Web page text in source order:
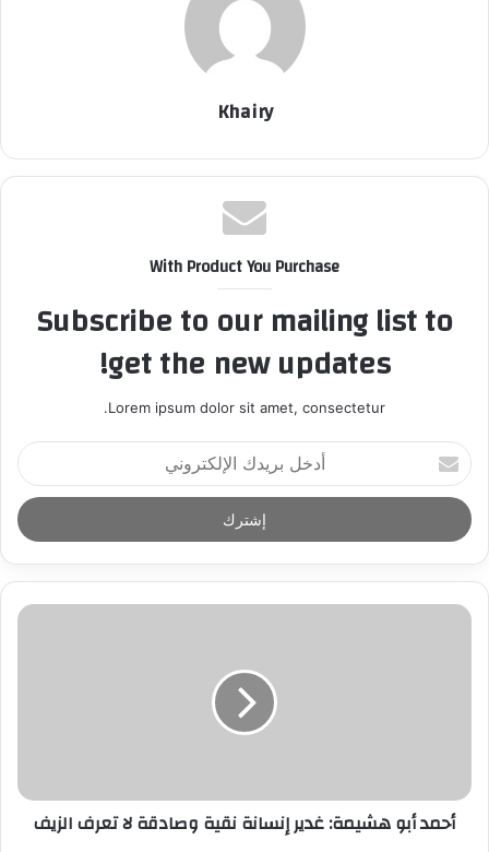
Khairy
With Product You Purchase
Subscribe to our mailing list to
get the new updates!
Lorem ipsum dolor sit amet, consectetur.
أ
د
خ
ل
ر
د
ر
أحمد أبو هشيمة: غدير إنسانة نقية وصادقة لا تعرف الزيف